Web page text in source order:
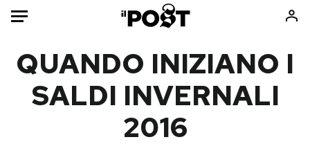
HOME
Moda
Libri
QUANDO INIZIANO I
SALDI INVERNALI
2016